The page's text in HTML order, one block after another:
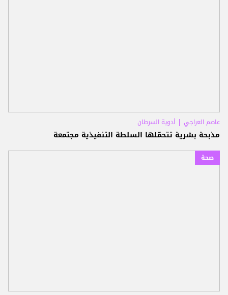
عاصم العراجي أدوية السرطان
مذبحة بشرية تتحمّلها السلطة التنفيذية مجتمعة
صحة